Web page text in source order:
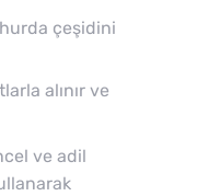
çeşidini
alınır ve
ve adil